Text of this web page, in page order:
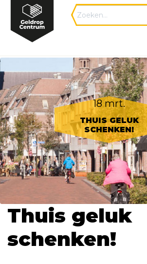
18 mrt.
THUIS GELUK
SCHENKEN!
Thuis geluk
schenken!